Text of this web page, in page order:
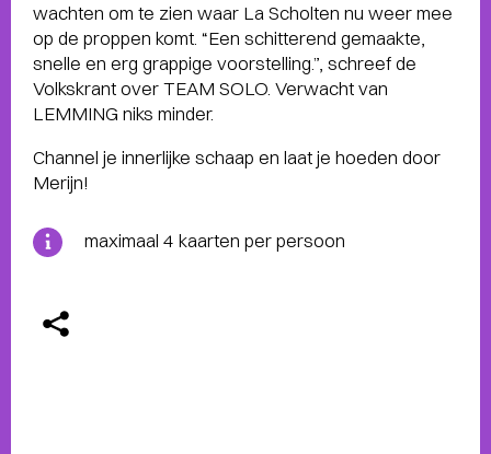
wachten om te zien waar La Scholten nu weer mee
op de proppen komt. “Een schitterend gemaakte,
snelle en erg grappige voorstelling.”, schreef de
Volkskrant over TEAM SOLO. Verwacht van
LEMMING niks minder.
Channel je innerlijke schaap en laat je hoeden door
Merijn!
maximaal 4 kaarten per persoon